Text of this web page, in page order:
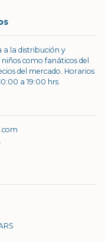
a la distribución y
como fanáticos del
del mercado. Horarios
a 19:00 hrs.